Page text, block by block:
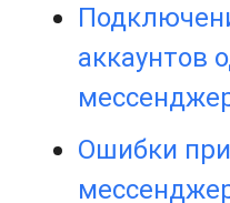
аккаунтов
Ошибки